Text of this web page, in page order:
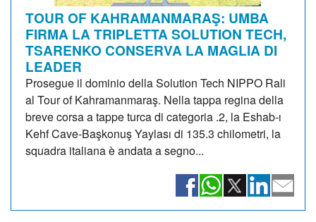
TOUR OF KAHRAMANMARAŞ: UMBA
FIRMA LA TRIPLETTA SOLUTION TECH,
TSARENKO CONSERVA LA MAGLIA DI
LEADER
Prosegue il dominio della Solution Tech NIPPO Rali
al Tour of Kahramanmaraş. Nella tappa regina della
breve corsa a tappe turca di categoria .2, la Eshab-ı
Kehf Cave-Başkonuş Yaylası di 135.3 chilometri, la
squadra italiana è andata a segno...